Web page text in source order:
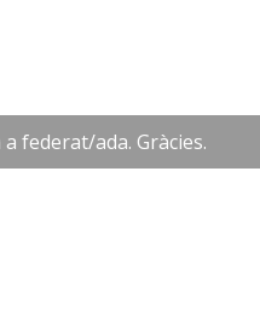
a federat/ada. Gràcies.